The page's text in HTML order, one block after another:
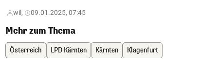
wil, 09.01.2025, 07:45
Mehr zum Thema
Österreich LPD Kärnten Kärnten Klagenfurt